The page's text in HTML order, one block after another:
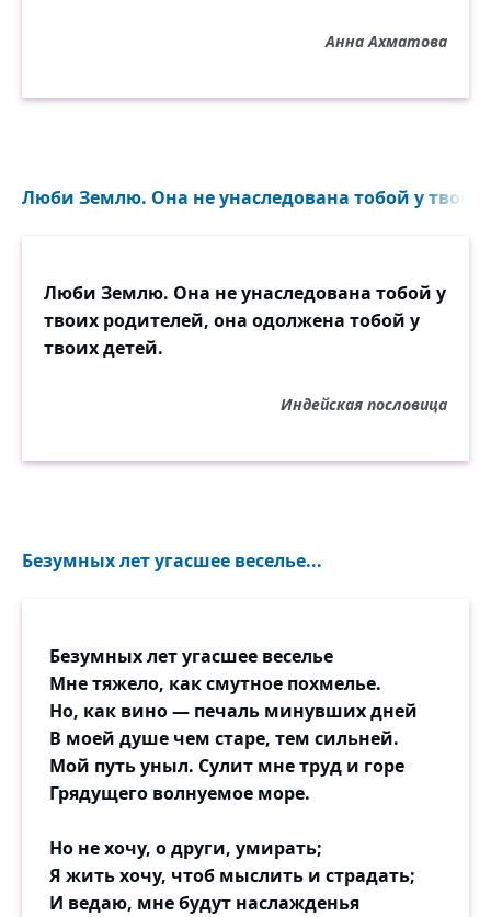
Анна Ахматова
Люби Землю. Она не унаследована тобой у
Люби Землю. Она не унаследована тобой у
твоих родителей, она одолжена тобой у
твоих детей.
Индейская пословица
Безумных лет угасшее веселье...
Безумных лет угасшее веселье
Мне тяжело, как смутное похмелье.
Но, как вино — печаль минувших дней
В моей душе чем старе, тем сильней.
Мой путь уныл. Сулит мне труд и горе
Грядущего волнуемое море.
Но не хочу, о други, умирать;
Я жить хочу, чтоб мыслить и страдать;
И ведаю, мне будут наслажденья